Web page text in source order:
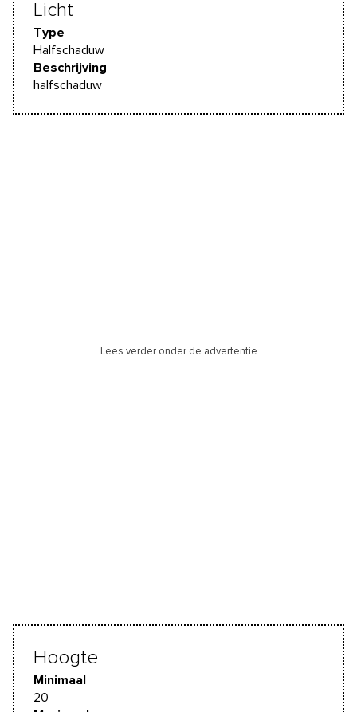
Licht
Type
Halfschaduw
Beschrijving
halfschaduw
Lees verder onder de advertentie
Hoogte
Minimaal
20